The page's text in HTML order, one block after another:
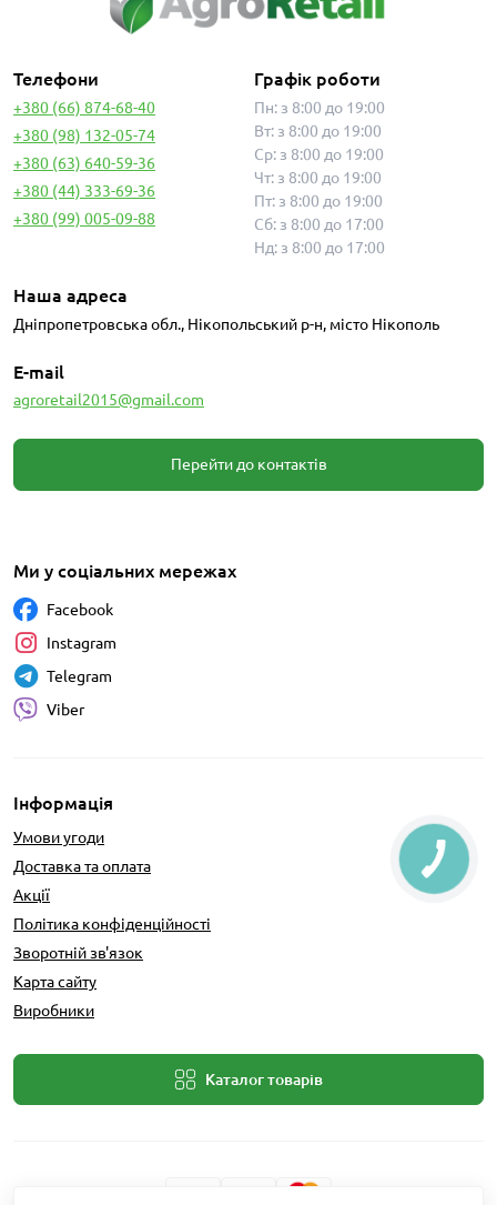
Телефони
+380 (66) 874-68-40
+380 (98) 132-05-74
+380 (63) 640-59-36
+380 (44) 333-69-36
+380 (99) 005-09-88
Графік роботи
Пн: з 8:00 до 19:00
Вт: з 8:00 до 19:00
Ср: з 8:00 до 19:00
Чт: з 8:00 до 19:00
Пт: з 8:00 до 19:00
Сб: з 8:00 до 17:00
Нд: з 8:00 до 17:00
Наша адреса
Дніпропетровська обл., Нікопольський р-н, місто Нікополь
E-mail
agroretail2015@gmail.com
Перейти до контактів
Інформація
Умови угоди
Доставка та оплата
Акції
Політика конфіденційності
Зворотній зв'язок
Карта сайту
Виробники
Каталог товарів
Ми у соціальних мережах
Facebook
Instagram
Telegram
Viber